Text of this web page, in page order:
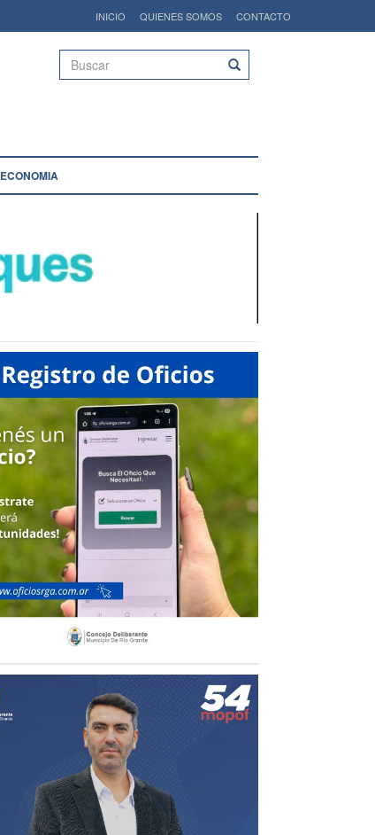
INICIO QUIENES SOMOS CONTACTO
Buscar
ECONOMIA